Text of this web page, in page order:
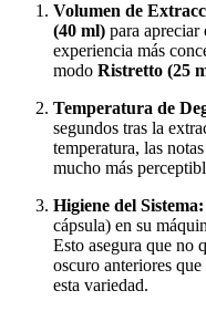
Volumen de
(40 ml) para
experiencia más
modo Ristretto (25
Temperatura de
segundos tras la
temperatura, las
mucho más
Higiene del Sistema:
cápsula) en su
Esto asegura que no
oscuro anteriores
esta variedad.